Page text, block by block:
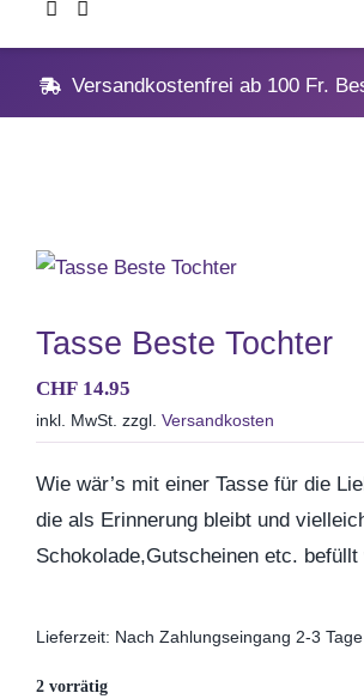
Home
Versandkostenfrei ab 100 Fr.
Tasse Beste Tochter
CHF14.95
inkl. MwSt. zzgl. Versandkosten
Wie wär’s mit einer Tasse für die
die als Erinnerung bleibt und
Schokolade,Gutscheinen etc. befüllt
Lieferzeit: Nach Zahlungseingang 2-3 Tage
2 vorrätig